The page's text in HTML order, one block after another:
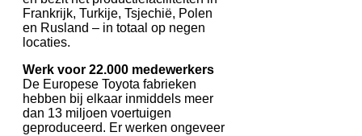
Frankrijk, Turkije, Tsjechië, Polen
en Rusland – in totaal op negen
locaties.
Werk voor 22.000 medewerkers
De Europese Toyota fabrieken
hebben bij elkaar inmiddels meer
dan 13 miljoen voertuigen
geproduceerd. Er werken ongeveer